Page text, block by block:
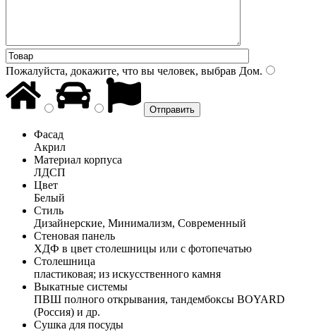
Пожалуйста, докажите, что вы человек, выбрав Дом.
Фасад
Акрил
Материал корпуса
ЛДСП
Цвет
Белый
Стиль
Дизайнерские, Минимализм, Современный
Стеновая панель
ХДФ в цвет столешницы или с фотопечатью
Столешница
пластиковая; из искусственного камня
Выкатные системы
ПВШ полного открывания, тандембоксы BOYARD
(Россия) и др.
Сушка для посуды